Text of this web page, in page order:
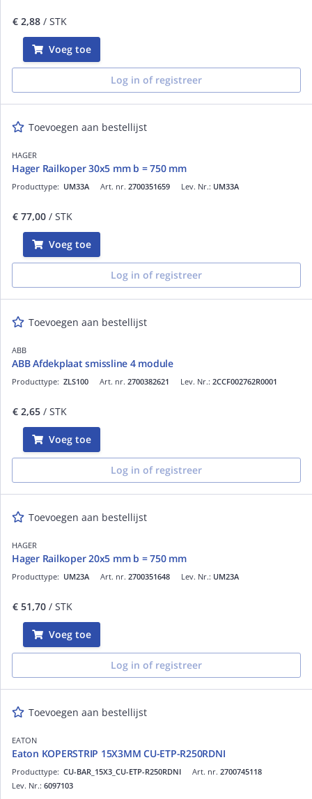
€ 2,88 / STK
Voeg toe
Log in of registreer
Toevoegen aan bestellijst
HAGER
Hager Railkoper 30x5 mm b = 750 mm
Art. nr. 2700351659
Producttype: UM33A Lev. Nr.: UM33A
€ 77,00 / STK
Voeg toe
Log in of registreer
Toevoegen aan bestellijst
ABB
ABB Afdekplaat smissline 4 module
Art. nr. 2700382621
Producttype: ZLS100 Lev. Nr.: 2CCF002762R0001
€ 2,65 / STK
Voeg toe
Log in of registreer
Toevoegen aan bestellijst
HAGER
Hager Railkoper 20x5 mm b = 750 mm
Art. nr. 2700351648
Producttype: UM23A Lev. Nr.: UM23A
€ 51,70 / STK
Voeg toe
Log in of registreer
Toevoegen aan bestellijst
EATON
Eaton KOPERSTRIP 15X3MM CU-ETP-R250RDNI
Art. nr. 2700745118
Producttype: CU-BAR_15X3_CU-ETP-R250RDNI
Lev. Nr.: 6097103